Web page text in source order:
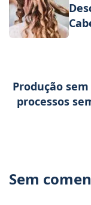
Produção
processos
Sem